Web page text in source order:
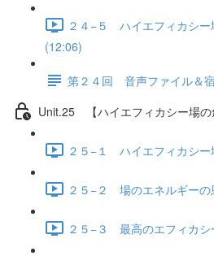
２４−５ ハイエフィカシー
(12:06)
第２４回 音声ファイル＆
Unit.25 【ハイエフィカシー場の
２５−１ ハイエフィカシー
２５−２ 場のエネルギーの
２５−３ 最高のエフィカシ